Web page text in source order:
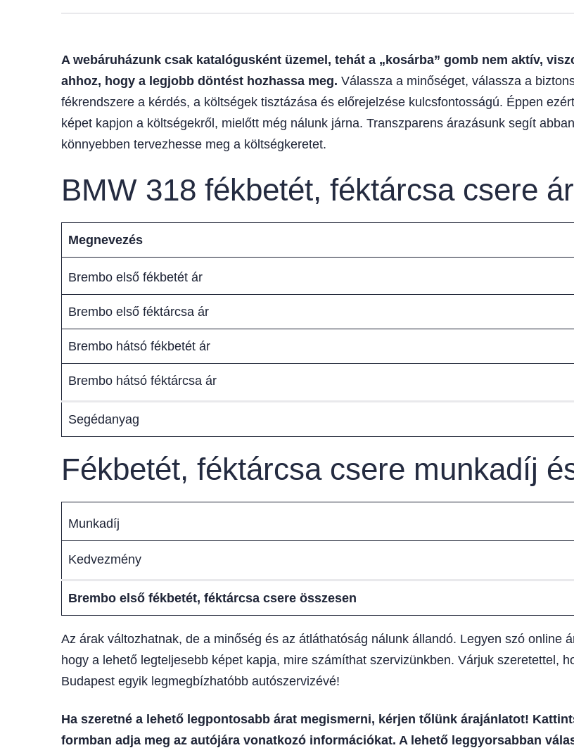
A webáruházunk csak katalógusként üzemel, tehát a „kosárba” gomb nem aktív,
ahhoz, hogy a legjobb döntést hozhassa meg. Válassza a minőséget, válassza a
fékrendszere a kérdés, a költségek tisztázása és előrejelzése kulcsfontosságú. Éppen
képet kapjon a költségekről, mielőtt még nálunk járna. Transzparens árazásunk segít
könnyebben tervezhesse meg a költségkeretet.
BMW 318 fékbetét, féktárcsa csere
Megnevezés
Brembo első fékbetét ár
Brembo első féktárcsa ár
Brembo hátsó fékbetét ár
Brembo hátsó féktárcsa ár
Segédanyag
Fékbetét, féktárcsa csere munkadíj
Munkadíj
Kedvezmény
Brembo első fékbetét, féktárcsa csere összesen
Az árak változhatnak, de a minőség és az átláthatóság nálunk állandó. Legyen szó online
hogy a lehető legteljesebb képet kapja, mire számíthat szervizünkben. Várjuk szeretettel,
Budapest egyik legmegbízhatóbb autószervizévé!
Ha szeretné a lehető legpontosabb árat megismerni, kérjen tőlünk árajánlatot!
formban adja meg az autójára vonatkozó információkat. A lehető leggyorsabban